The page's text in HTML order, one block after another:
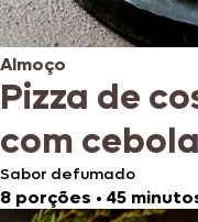
Almoço
Pizza de
com
Sabor defumado
8 porções • 45